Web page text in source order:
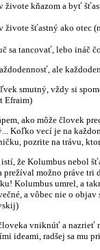
živote kňazom a byť
živote šťastný ako otec
sa tancovať, lebo ináč
ale
smutný, vždy si
Efraim)
ako môže človek
Koľko vecí je na
pozrite na trávu,
že Kolumbus nebol
prežíval možno práve tri
Kolumbus umrel, a
a vôbec nie o objav
vniknúť a nazrieť
ideami, radšej sa mu